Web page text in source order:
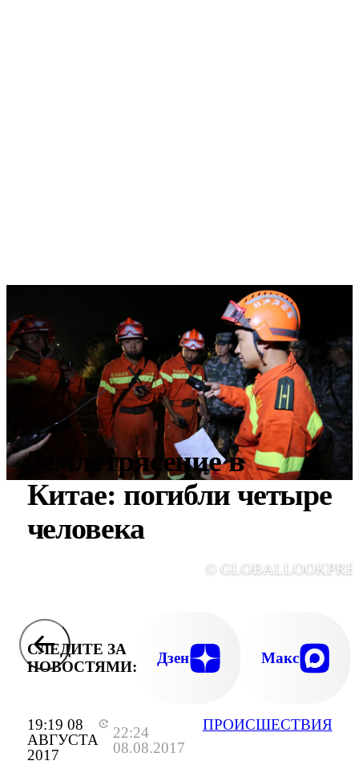
19:19 08
АВГУСТА
2017
22:24
08.08.2017
ПРОИСШЕСТВИЯ
Землетрясение в
Китае: погибли четыре
человека
©
СЛЕДИТЕ ЗА
НОВОСТЯМИ:
Дзен Макс